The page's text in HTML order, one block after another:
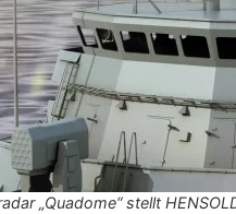
„Quadome“ stellt